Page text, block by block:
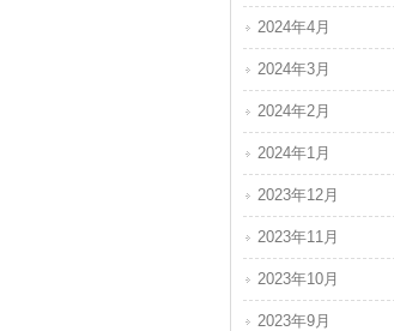
2024年4月
2024年3月
2024年2月
2024年1月
2023年12月
2023年11月
2023年10月
2023年9月